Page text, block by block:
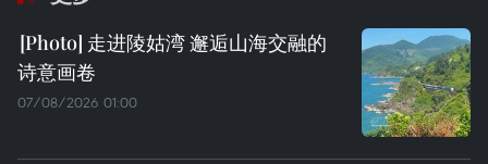
走进陵姑湾 邂逅山海交融的
诗意画卷
07/08/2026 01:00